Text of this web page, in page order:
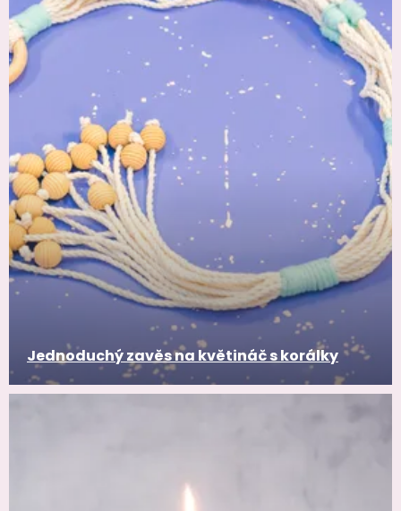
Jednoduchý zavěs na květináč s korálky